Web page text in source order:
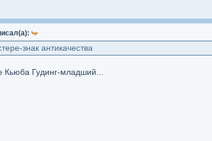
знак антикачества
Кьюба Гудинг-младший...